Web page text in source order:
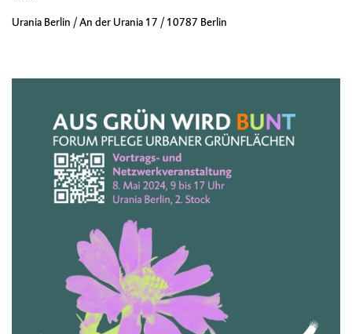
Urania Berlin / An der Urania 17 / 10787 Berlin